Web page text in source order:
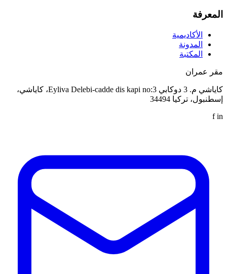
المعرفة
الأكاديمية
المدونة
المكتبة
مقر عمران
كاياشي م. 3 دوكابي Eyliva Delebi-cadde dis kapi no:3، كاياشي،
إسطنبول، تركيا 34494
fin